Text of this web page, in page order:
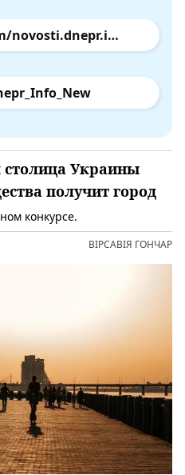
facebook.com/novosti.dnepr.info
Украины
получит город
конкурсе.
ВІРСАВІЯ ГОНЧАР